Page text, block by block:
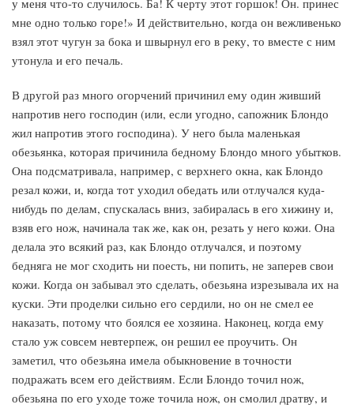
у меня что-то случилось. Ба! К черту этот горшок! Он. принес
мне одно только горе!» И действительно, когда он вежливенько
взял этот чугун за бока и швырнул его в реку, то вместе с ним
утонула и его печаль.
В другой раз много огорчений причинил ему один живший
напротив него господин (или, если угодно, сапожник Блондо
жил напротив этого господина). У него была маленькая
обезьянка, которая причинила бедному Блондо много убытков.
Она подсматривала, например, с верхнего окна, как Блондо
резал кожи, и, когда тот уходил обедать или отлучался куда-
нибудь по делам, спускалась вниз, забиралась в его хижину и,
взяв его нож, начинала так же, как он, резать у него кожи. Она
делала это всякий раз, как Блондо отлучался, и поэтому
бедняга не мог сходить ни поесть, ни попить, не заперев свои
кожи. Когда он забывал это сделать, обезьяна изрезывала их на
куски. Эти проделки сильно его сердили, но он не смел ее
наказать, потому что боялся ее хозяина. Наконец, когда ему
стало уж совсем невтерпеж, он решил ее проучить. Он
заметил, что обезьяна имела обыкновение в точности
подражать всем его действиям. Если Блондо точил нож,
обезьяна по его уходе тоже точила нож, он смолил дратву, и